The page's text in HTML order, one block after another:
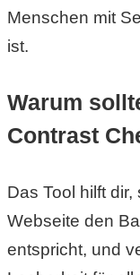
Menschen mit
ist.
Warum
Contrast
Das Tool hilft
Webseite den
entspricht, und